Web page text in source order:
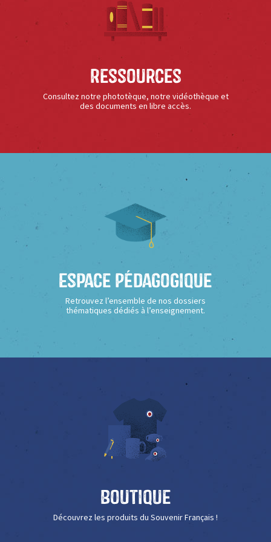
Ressources
Consultez notre phototèque, notre vidéothèque et
des documents en libre accès.
Espace Pédagogique
Retrouvez l’ensemble de nos dossiers
thématiques dédiés à l’enseignement.
Boutique
Découvrez les produits du Souvenir Français !